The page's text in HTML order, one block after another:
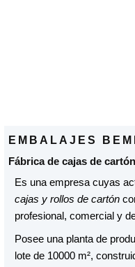
EMBALAJES
Fábrica de cajas de cartón
Es una empresa cuyas
cajas y rollos de cartón
profesional, comercial y
Posee una planta de
lote de 10000 m²,